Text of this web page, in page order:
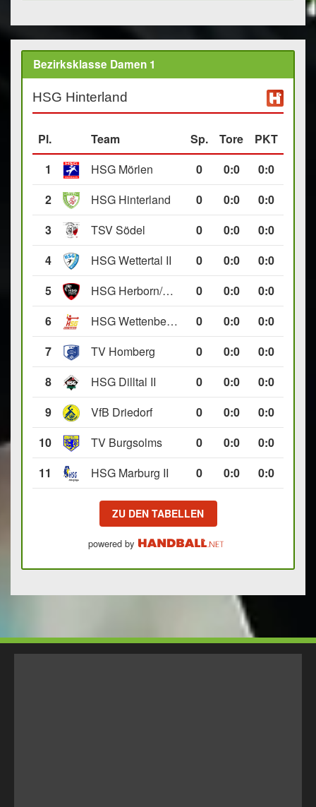
Bezirksklasse Damen 1
HSG Hinterland
Pl. Team Sp. Tore
PKT
1
HSG Mörlen 0 0:0
0:0
2
HSG Hinterland 0 0:0
0:0
3
TSV Södel 0 0:0
0:0
4
HSG Wettertal II 0 0:0
0:0
5
HSG Herborn/Seelbach 0 0:0
0:0
6
HSG Wettenberg III 0 0:0
0:0
7
TV Homberg 0 0:0
0:0
8
HSG Dilltal II 0 0:0
0:0
9
VfB Driedorf 0 0:0
0:0
10
TV Burgsolms 0 0:0
0:0
11
HSG Marburg II 0 0:0 0:0
ZU DEN TABELLEN
powered by